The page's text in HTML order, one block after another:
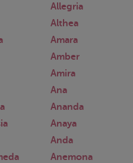
Allegria
Althea
Amara
Amber
Amira
Ana
Ananda
Anaya
Anda
Anemona